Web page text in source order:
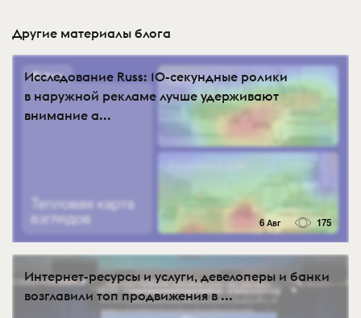
Другие материалы блога
Исследование Russ: 10-секундные ролики
в наружной рекламе лучше удерживают
внимание а...
6 Авг 175
Интернет-ресурсы и услуги, девелоперы и банки
возглавили топ продвижения в ...